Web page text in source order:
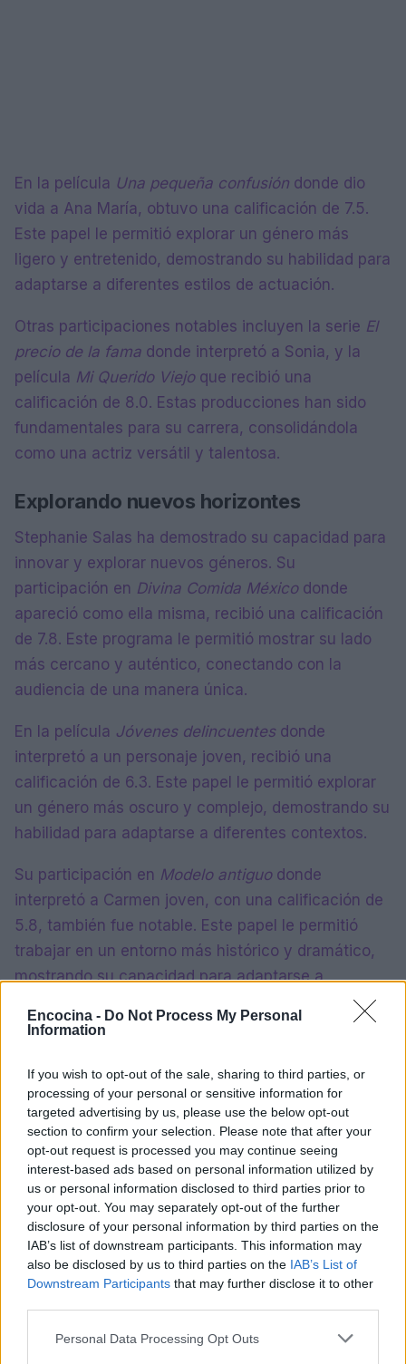
Encocina - Do Not Process My Personal
Information
If you wish to opt-out of the sale, sharing to third parties, or
processing of your personal or sensitive information for
targeted advertising by us, please use the below opt-out
section to confirm your selection. Please note that after your
opt-out request is processed you may continue seeing
interest-based ads based on personal information utilized by
us or personal information disclosed to third parties prior to
your opt-out. You may separately opt-out of the further
disclosure of your personal information by third parties on the
IAB’s list of downstream participants. This information may
also be disclosed by us to third parties on the IAB’s List of
Downstream Participants that may further disclose it to other
Please note that this website/app uses one or more Google
Personal Data Processing Opt Outs
En la película Una pequeña confusión donde dio
vida a Ana María, obtuvo una calificación de 7.5.
Este papel le permitió explorar un género más
ligero y entretenido, demostrando su habilidad para
adaptarse a diferentes estilos de actuación.
Otras participaciones notables incluyen la serie El
precio de la fama donde interpretó a Sonia, y la
película Mi Querido Viejoque recibió una
calificación de 8.0. Estas producciones han sido
fundamentales para su carrera, consolidándola
como una actriz versátil y talentosa.
Explorando nuevos horizontes
Stephanie Salas ha demostrado su capacidad para
innovar y explorar nuevos géneros. Su
participación en Divina Comida Méxicodonde
apareció como ella misma, recibió una calificación
de 7.8. Este programa le permitió mostrar su lado
más cercano y auténtico, conectando con la
audiencia de una manera única.
En la película Jóvenes delincuentesdonde
interpretó a un personaje joven, recibió una
calificación de 6.3. Este papel le permitió explorar
un género más oscuro y complejo, demostrando su
habilidad para adaptarse a diferentes contextos.
Su participación en Modelo antiguodonde
interpretó a Carmen joven, con una calificación de
5.8, también fue notable. Este papel le permitió
trabajar en un entorno más histórico y dramático,
mostrando su capacidad para adaptarse a
películaGoy no tienen calificación, cada proyecto
ha contribuido a su crecimiento profesional y a su
consolidación como una actriz versátil y talentosa.
AUTOR
Andrés Navarro
Andrés Navarro lleva diez años evaluando
restaurantes y producto en España, con
atención a la procedencia y el respeto por las